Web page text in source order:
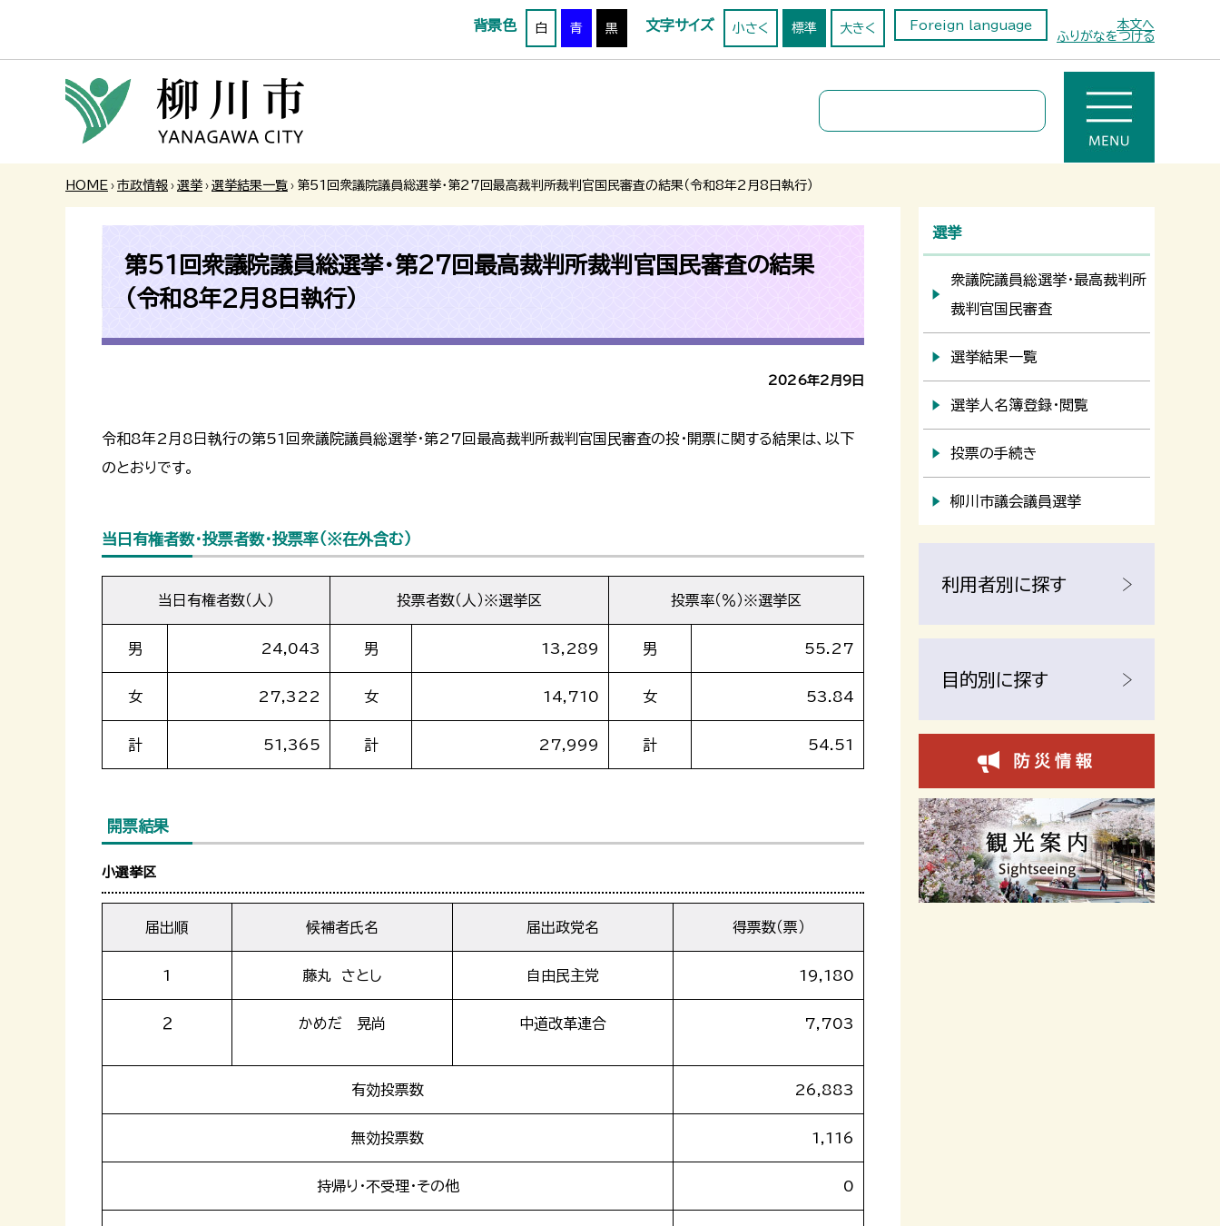
本文へ
背景色 白 青 黒 文字サイズ 小さく 標準 大きく
Foreign language
ふりがなをつける
HOME › 市政情報 › 選挙 › 選挙結果一覧 › 第51回衆議院議員総選挙・第27回最高裁判所裁判官国民審査の結果（令和8年2月8日執行）
第51回衆議院議員総選挙・第27回最高裁判所裁判官国民審査の結果
（令和8年2月8日執行）
2026年2月9日
令和8年2月8日執行の第51回衆議院議員総選挙・第27回最高裁判所裁判官国民審査の投・開票に関する結果は、以下
のとおりです。
当日有権者数・投票者数・投票率（※在外含む）
当日有権者数（人） 投票者数（人）※選挙区 投票率（％）※選挙区
男 24,043 男 13,289 男 55.27
女 27,322 女 14,710 女 53.84
計 51,365 計 27,999 計 54.51
開票結果
小選挙区
届出順 候補者氏名 届出政党名 得票数（票）
1 藤丸 さとし 自由民主党 19,180
２ かめだ 晃尚 中道改革連合 7,703
有効投票数 26,883
無効投票数 1,116
持帰り・不受理・その他 0
選挙
衆議院議員総選挙・最高裁判所
裁判官国民審査
選挙結果一覧
選挙人名簿登録・閲覧
投票の手続き
柳川市議会議員選挙
利用者別に探す
目的別に探す